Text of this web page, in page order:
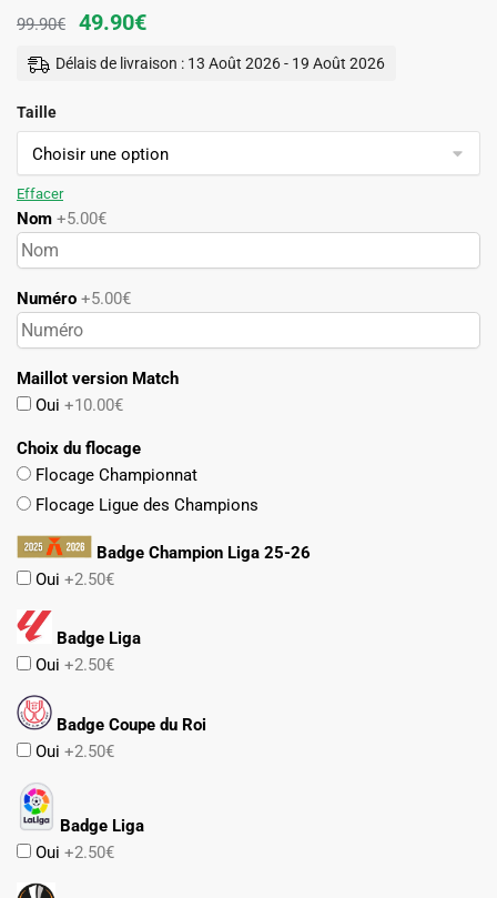
99.90€
Le
prix
99.90€.
49.90€Le
prix
49.90€.
Délais de livraison : 13 Août 2026 - 19 Août 2026
Taille
Effacer
Nom +5.00€
Numéro +5.00€
Maillot version Match
Oui +10.00€
Choix du flocage
Flocage Championnat
Flocage Ligue des Champions
Badge Champion Liga 25-26
Oui +2.50€
Badge Liga
Oui +2.50€
Badge Coupe du Roi
Oui +2.50€
Badge Liga
Oui +2.50€